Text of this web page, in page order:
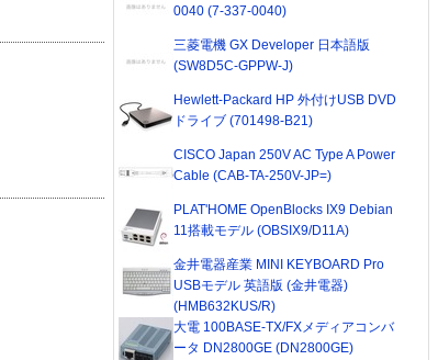
0040 (7-337-0040)
三菱電機 GX Developer 日本語版
(SW8D5C-GPPW-J)
Hewlett-Packard HP 外付けUSB DVD
ドライブ (701498-B21)
CISCO Japan 250V AC Type A Power
Cable (CAB-TA-250V-JP=)
PLAT'HOME OpenBlocks IX9 Debian
11搭載モデル (OBSIX9/D11A)
金井電器産業 MINI KEYBOARD Pro
USBモデル 英語版 (金井電器)
(HMB632KUS/R)
大電 100BASE-TX/FXメディアコンバ
ータ DN2800GE (DN2800GE)